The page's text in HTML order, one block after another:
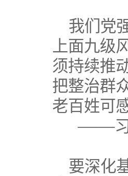
我们党
上面九级
须持续推
把整治群
老百姓可
——
要深化